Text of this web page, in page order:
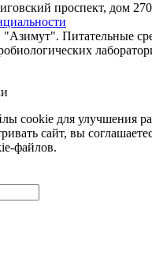
проспект, дом 270
Питательные
cookie для улучшения
сайт, вы
файлов.